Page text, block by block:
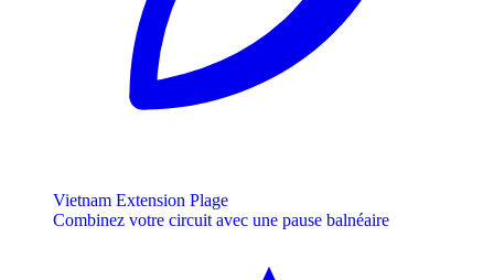
Vietnam Extension Plage
Combinez votre circuit avec une pause balnéaire